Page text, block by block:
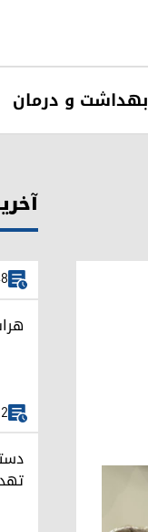
بهداشت و درمان
48
2 ساعت پیش